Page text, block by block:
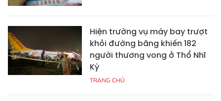
Hiện trường vụ máy bay trượt
khỏi đường băng khiến 182
người thương vong ở Thổ Nhĩ
Kỳ
TRANG CHỦ